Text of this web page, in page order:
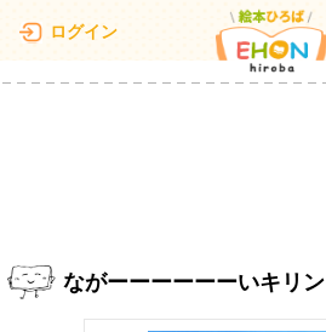
ログイン
ながーーーーーーいキリン